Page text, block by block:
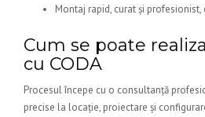
Montaj rapid, curat și
Cum se poate
cu CODA
Procesul începe cu o consultanță
precise la locație, proiectare și